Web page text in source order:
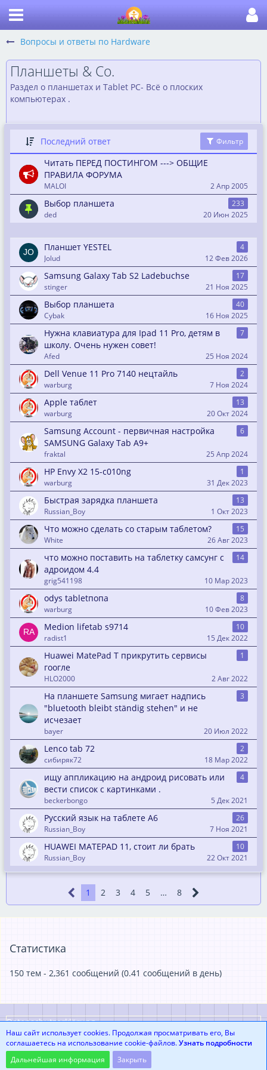
Вопросы и ответы по Hardware
Планшеты & Co.
Раздел о планшетах и Tablet PC- Всё о плоских
компьютерах .
Последний ответ Фильтр
Читать ПЕРЕД ПОСТИНГОМ ---> ОБЩИЕ
ПРАВИЛА ФОРУМА
MALOI 2 Апр 2005
Выбор планшета
233
ded
20 Июн 2025
Планшет YESTEL
4
Jolud
12 Фев 2026
Samsung Galaxy Tab S2 Ladebuchse
17
stinger
21 Ноя 2025
Выбор планшета
40
Cybak
16 Ноя 2025
Нужна клавиатура для Ipad 11 Pro, детям в
школу. Очень нужен совет!
7
Afed 25 Ноя 2024
Dell Venue 11 Pro 7140 нецтайль
2
warburg
7 Ноя 2024
Apple таблет
13
warburg
20 Окт 2024
Samsung Account - первичная настройка
SAMSUNG Galaxy Tab A9+
6
fraktal 25 Апр 2024
HP Envy X2 15-c010ng
1
warburg
31 Дек 2023
Быстрая зарядка планшета
13
Russian_Boy
1 Окт 2023
Что можно сделать со старым таблетом?
15
White
26 Авг 2023
что можно поставить на таблетку самсунг с
адроидом 4.4
14
grig541198 10 Мар 2023
odys tabletпопа
8
warburg
10 Фев 2023
Medion lifetab s9714
10
radist1
15 Дек 2022
Huawei MatePad T прикрутить сервисы
гоогле
1
HLO2000 2 Авг 2022
На планшете Samsung мигает надпись
"bluetooth bleibt ständig stehen" и не
исчезает
3
bayer 20 Июл 2022
Lenco tab 72
2
сибиряк72
18 Мар 2022
ищу аппликацию на андроид рисовать или
вести список с картинками .
4
beckerbongo 5 Дек 2021
Русский язык на таблете А6
26
Russian_Boy
7 Ноя 2021
HUAWEI MATEPAD 11, стоит ли брать
10
Russian_Boy
22 Окт 2021
1 2 3 4 5 … 8
Статистика
150 тем - 2,361 сообщений (0.41 сообщений в день)
Datenschutzerklärung
Community-Software:WoltLab Suite™
Наш сайт использует cookies. Продолжая просматривать его, Вы
соглашаетесь на использование cookie-файлов.Узнать подробности
Дальнейшая информация
Закрыть